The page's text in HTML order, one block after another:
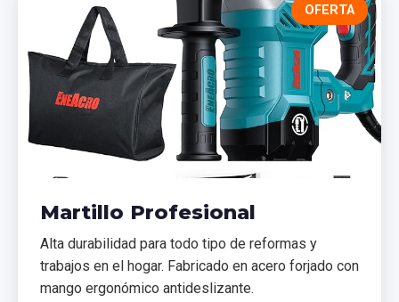
OFERTA
Martillo Profesional
Alta durabilidad para todo tipo de reformas y
trabajos en el hogar. Fabricado en acero forjado con
mango ergonómico antideslizante.